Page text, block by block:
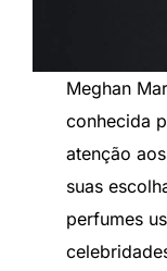
Meghan
conhecida
atenção
suas
perfumes